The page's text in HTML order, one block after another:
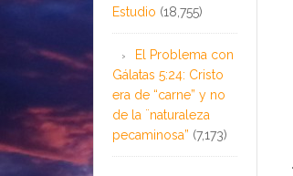
Estudio (18,755)
El Problema con
Gálatas 5:24: Cristo
era de “carne” y no
de la ¨naturaleza
pecaminosa” (7,173)